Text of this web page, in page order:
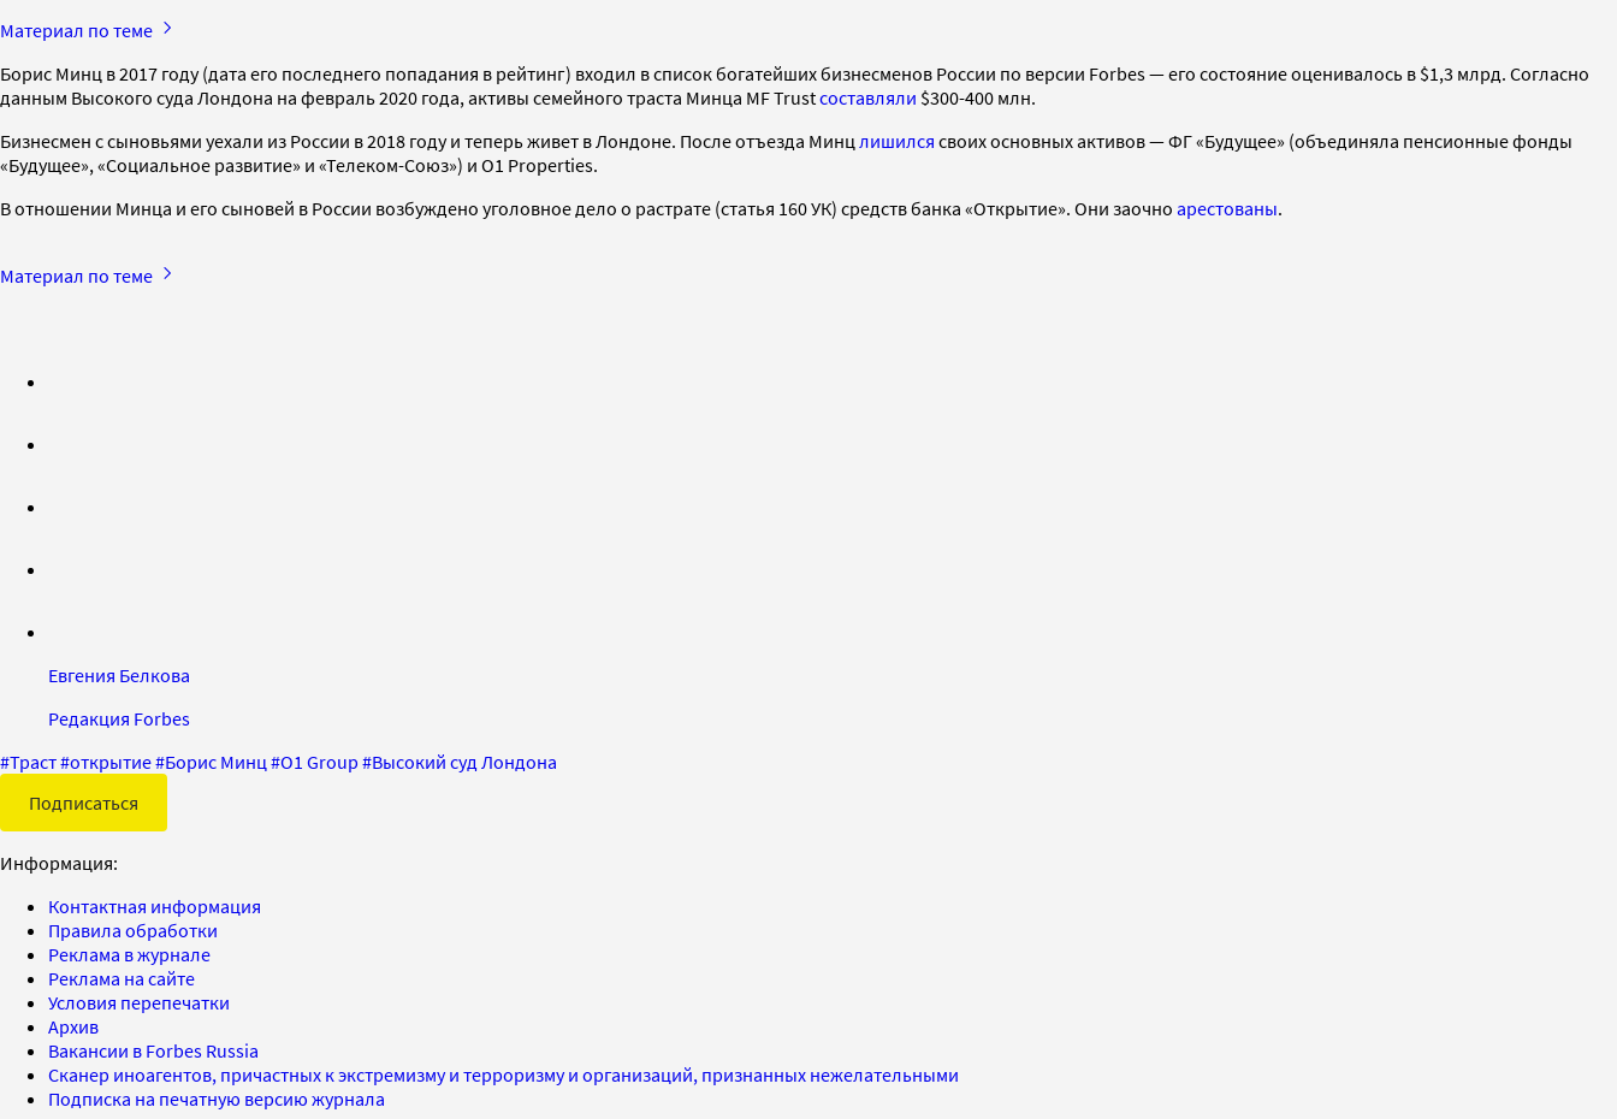
Материал по теме
Борис Минц в 2017 году (дата его последнего попадания в рейтинг) входил в список богатейших бизнесменов России по версии Forbes — его состояние оценивалось в $1,3 млрд. Согласно
данным Высокого суда Лондона на февраль 2020 года, активы семейного траста Минца MF Trustсоставляли $300-400 млн.
Бизнесмен с сыновьями уехали из России в 2018 году и теперь живет в Лондоне. После отъезда Минц лишился своих основных активов — ФГ «Будущее» (объединяла пенсионные фонды
«Будущее», «Социальное развитие» и «Телеком-Союз») и O1 Properties.
В отношении Минца и его сыновей в России возбуждено уголовное дело о растрате (статья 160 УК) средств банка «Открытие». Они заочно арестованы.
Материал по теме
Евгения Белкова
Редакция Forbes
#Траст#открытие#Борис Минц #O1 Group #Высокий суд Лондона
Подписаться
Информация:
Контактная информация
Правила обработки
Реклама в журнале
Реклама на сайте
Условия перепечатки
Архив
Вакансии в Forbes Russia
Сканер иноагентов, причастных к экстремизму и терроризму и организаций, признанных нежелательными
Подписка на печатную версию журнала